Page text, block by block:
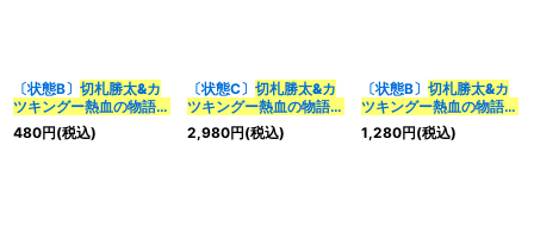
〔状態B〕 切札勝太&カ
ツキングー熱血の物語ー
【DSR】
{23RP2TR1/TR9}
480円(税込)
〔状態C〕 切札勝太&カ
ツキングー熱血の物語ー
【DSR】
{24EX3TD1/TD16}
2,980円(税込)
〔状態B〕 切札勝太&カ
ツキングー熱血の物語ー
【DSR】{22EX1超2/超
50}《多》
1,280円(税込)